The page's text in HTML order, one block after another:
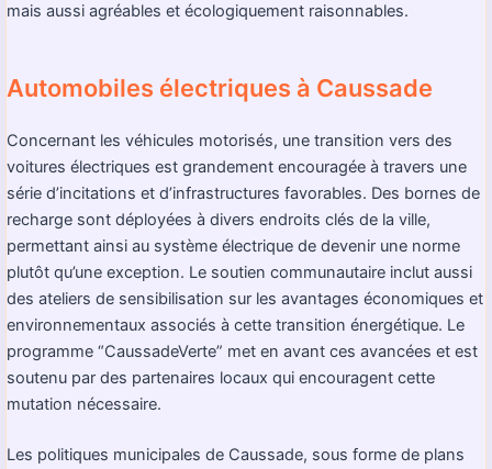
mais aussi agréables et écologiquement raisonnables.
Automobiles électriques à Caussade
Concernant les véhicules motorisés, une transition vers des
voitures électriques est grandement encouragée à travers une
série d’incitations et d’infrastructures favorables. Des bornes de
recharge sont déployées à divers endroits clés de la ville,
permettant ainsi au système électrique de devenir une norme
plutôt qu’une exception. Le soutien communautaire inclut aussi
des ateliers de sensibilisation sur les avantages économiques et
environnementaux associés à cette transition énergétique. Le
programme “CaussadeVerte” met en avant ces avancées et est
soutenu par des partenaires locaux qui encouragent cette
mutation nécessaire.
Les politiques municipales de Caussade, sous forme de plans